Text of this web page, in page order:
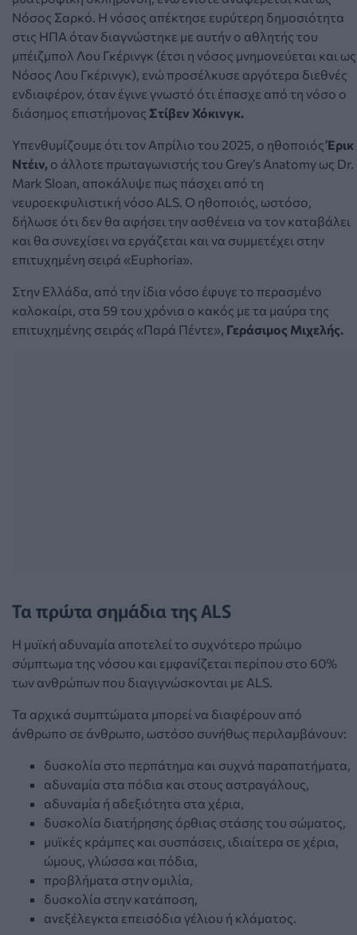
Νόσος Σαρκό. Η νόσος απέκτησε ευρύτερη δημοσιότητα
στις ΗΠΑ όταν διαγνώστηκε με αυτήν ο αθλητής του
μπέιζμπολ Λου Γκέρινγκ (έτσι η νόσος μνημονεύεται και ως
Νόσος Λου Γκέρινγκ), ενώ προσέλκυσε αργότερα διεθνές
ενδιαφέρον, όταν έγινε γνωστό ότι έπασχε από τη νόσο ο
διάσημος επιστήμονας Στίβεν Χόκινγκ.
Υπενθυμίζουμε ότι τον Απρίλιο του 2025, ο ηθοποιόςΈρικ
Ντέιν, ο άλλοτε πρωταγωνιστής του Grey’s Anatomy ως Dr.
Mark Sloan, αποκάλυψε πως πάσχει από τη
νευροεκφυλιστική νόσο ALS. Ο ηθοποιός, ωστόσο,
δήλωσε ότι δεν θα αφήσει την ασθένεια να τον καταβάλει
και θα συνεχίσει να εργάζεται και να συμμετέχει στην
επιτυχημένη σειρά «Euphoria».
Στην Ελλάδα, από την ίδια νόσο έφυγε το περασμένο
καλοκαίρι, στα 59 του χρόνια ο κακός με τα μαύρα της
επιτυχημένης σειράς «Παρά Πέντε», Γεράσιμος Μιχελής.
Τα πρώτα σημάδια της ALS
Η μυϊκή αδυναμία αποτελεί το συχνότερο πρώιμο
σύμπτωμα της νόσου και εμφανίζεται περίπου στο 60%
των ανθρώπων που διαγιγνώσκονται με ALS.
Τα αρχικά συμπτώματα μπορεί να διαφέρουν από
άνθρωπο σε άνθρωπο, ωστόσο συνήθως περιλαμβάνουν:
δυσκολία στο περπάτημα και συχνά παραπατήματα,
αδυναμία στα πόδια και στους αστραγάλους,
αδυναμία ή αδεξιότητα στα χέρια,
δυσκολία διατήρησης όρθιας στάσης του σώματος,
μυϊκές κράμπες και συσπάσεις, ιδιαίτερα σε χέρια,
ώμους, γλώσσα και πόδια,
προβλήματα στην ομιλία,
δυσκολία στην κατάποση,
ανεξέλεγκτα επεισόδια γέλιου ή κλάματος.